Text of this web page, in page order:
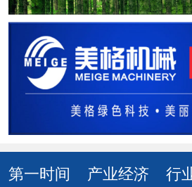
第一时间 产业经济 行